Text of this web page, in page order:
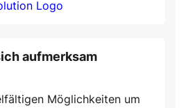
aufmerksam
Möglichkeiten um